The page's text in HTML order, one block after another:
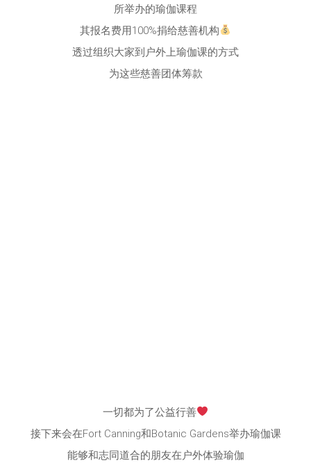
所举办的瑜伽课程
其报名费用100%捐给慈善机构
透过组织大家到户外上瑜伽课的方式
为这些慈善团体筹款
一切都为了公益行善
接下来会在Fort Canning和Botanic Gardens举办瑜伽课
能够和志同道合的朋友在户外体验瑜伽